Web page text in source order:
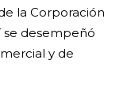
la Corporación
se desempeñó
y de